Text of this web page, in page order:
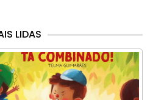
LIDAS